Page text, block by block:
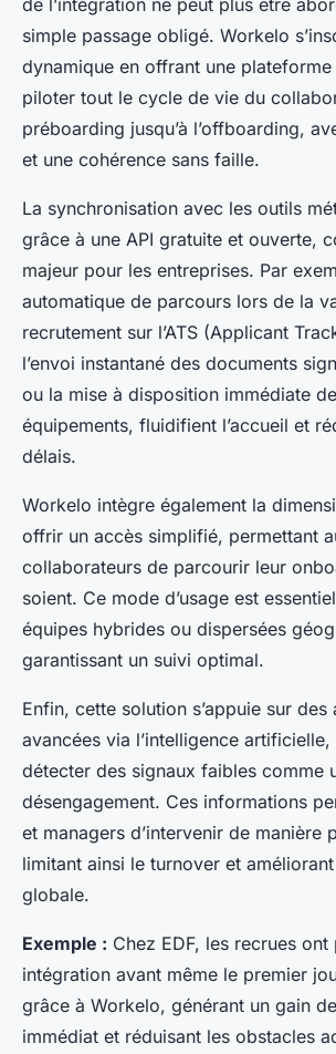
simple passage obligé. Workelo
dynamique en offrant une
piloter tout le cycle de vie du
préboarding jusqu’à l’offboarding,
et une cohérence sans faille.
La synchronisation avec les outils
grâce à une API gratuite et ouverte,
majeur pour les entreprises. Par
automatique de parcours lors de la
recrutement sur l’ATS (Applicant
l’envoi instantané des documents
ou la mise à disposition immédiate
équipements, fluidifient l’accueil et
délais.
Workelo intègre également la
offrir un accès simplifié, permettant
collaborateurs de parcourir leur
soient. Ce mode d’usage est
équipes hybrides ou dispersées
garantissant un suivi optimal.
Enfin, cette solution s’appuie sur des
avancées via l’intelligence
détecter des signaux faibles comme
désengagement. Ces informations
et managers d’intervenir de manière
limitant ainsi le turnover et
globale.
Exemple : Chez EDF, les recrues
intégration avant même le premier
grâce à Workelo, générant un gain
immédiat et réduisant les obstacles